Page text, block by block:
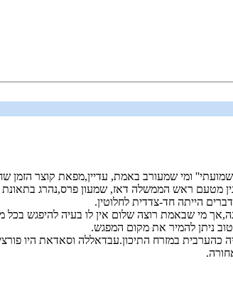
ומי שמעורב באמת, עדיין,מפאת קוצר הזמן
מטעם ראש הממשלה דאז, שמעון פרס,נהרג בתאונת
הייתה חד-צדדית לחלוטין.
מי שבאמת רוצה שלום אין לו בעיה להיפגש
ניתן להמיר את מקום המפגש.
כהערבית במזרח התיכון.עבדאללה וסאדאת היו